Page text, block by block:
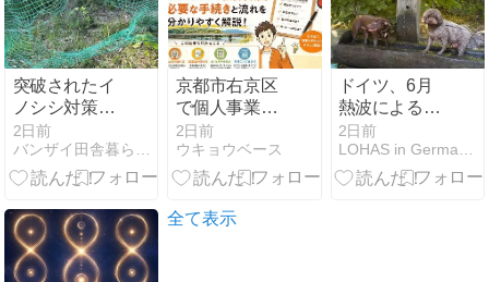
までおよそ1
時間
突破されたイ
ノシシ対策ネ
ットを補修 ま
ずは応急処置
2日前
京都市右京区
で個人事業を
始めるなら｜
開業届の提出
先は右京税務
2日前
ウキョウベース
ドイツ、6月
熱波による現
実は
2日前
全て表示